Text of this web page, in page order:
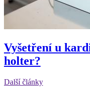
Vyšetření u
holter?
Další články